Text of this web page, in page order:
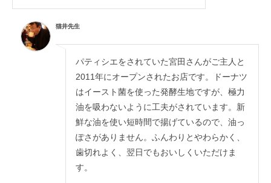
猫井先生
パティシエをされていた宮田さんがご主人と
2011年にオープンされたお店です。ドーナツ
はイースト菌を使った発酵生地ですが、極力
油を吸わないように工夫がされています。新
鮮な油を使い短時間で揚げているので、油っ
ぽさがありません。ふんわりとやわらかく、
歯切れよく、翌日でもおいしくいただけま
す。